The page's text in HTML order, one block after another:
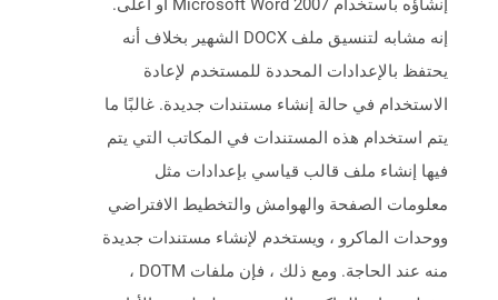
إنشاؤه باستخدام Microsoft Word 2007 أو أعلى.
إنه مشابه لتنسيق ملف DOCX الشهير بخلاف أنه
يحتفظ بالإعدادات المحددة للمستخدم لإعادة
الاستخدام في حالة إنشاء مستندات جديدة. غالبًا ما
يتم استخدام هذه المستندات في المكاتب التي يتم
فيها إنشاء ملف قالب قياسي بإعدادات مثل
معلومات الصفحة والهوامش والتخطيط الافتراضي
ووحدات الماكرو ، ويستخدم لإنشاء مستندات جديدة
منه عند الحاجة. ومع ذلك ، فإن ملفات DOTM ،